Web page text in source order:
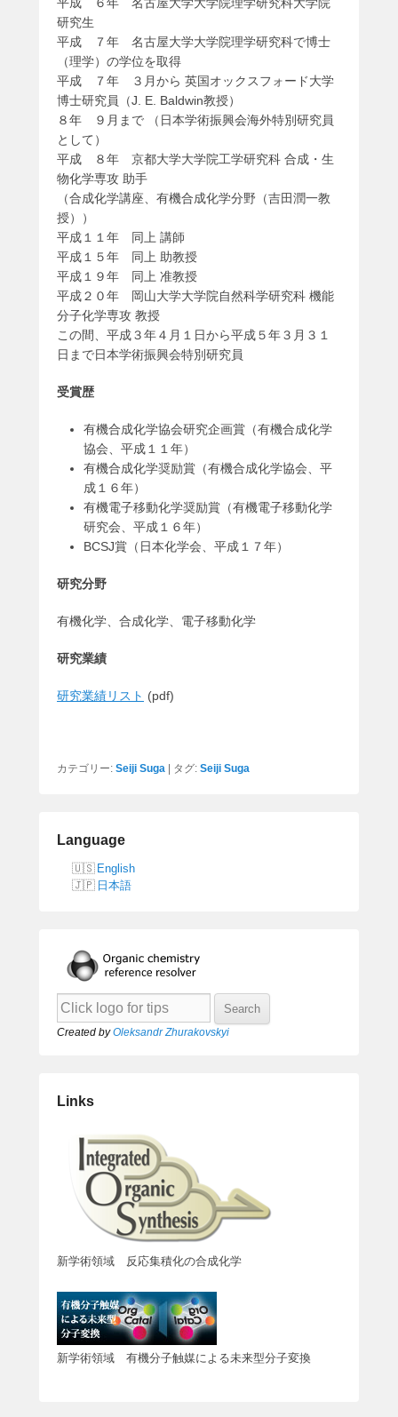
研究生
平成 ７年 名古屋大学大学院理学研究科で博士
（理学）の学位を取得
平成 ７年 ３月から 英国オックスフォード大学
博士研究員（J. E. Baldwin教授）
８年 ９月まで （日本学術振興会海外特別研究員
として）
平成 ８年 京都大学大学院工学研究科 合成・生
物化学専攻 助手
（合成化学講座、有機合成化学分野（吉田潤一教
授））
平成１１年 同上 講師
平成１５年 同上 助教授
平成１９年 同上 准教授
平成２０年 岡山大学大学院自然科学研究科 機能
分子化学専攻 教授
この間、平成３年４月１日から平成５年３月３１
日まで日本学術振興会特別研究員
受賞歴
有機合成化学協会研究企画賞（有機合成化学
協会、平成１１年）
有機合成化学奨励賞（有機合成化学協会、平
成１６年）
有機電子移動化学奨励賞（有機電子移動化学
研究会、平成１６年）
BCSJ賞（日本化学会、平成１７年）
研究分野
有機化学、合成化学、電子移動化学
研究業績
研究業績リスト (pdf)
カテゴリー: Seiji Suga | タグ: Seiji Suga
Language
English
日本語
Created byOleksandr Zhurakovskyi
Links
新学術領域 反応集積化の合成化学
新学術領域 有機分子触媒による未来型分子変換